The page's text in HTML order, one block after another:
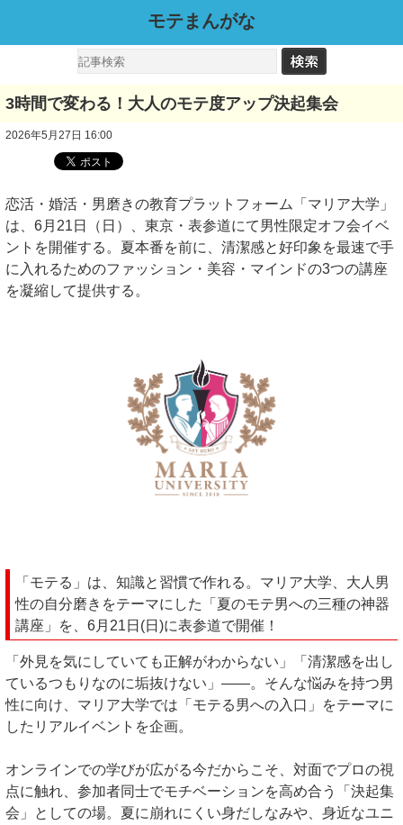
モテまんがな
3時間で変わる！大人のモテ度アップ決起集会
2026年5月27日 16:00
恋活・婚活・男磨きの教育プラットフォーム「マリア大学」
は、6月21日（日）、東京・表参道にて男性限定オフ会イベ
ントを開催する。夏本番を前に、清潔感と好印象を最速で手
に入れるためのファッション・美容・マインドの3つの講座
を凝縮して提供する。
「モテる」は、知識と習慣で作れる。マリア大学、大人男
性の自分磨きをテーマにした「夏のモテ男への三種の神器
講座」を、6月21日(日)に表参道で開催！
「外見を気にしていても正解がわからない」「清潔感を出し
ているつもりなのに垢抜けない」――。そんな悩みを持つ男
性に向け、マリア大学では「モテる男への入口」をテーマに
したリアルイベントを企画。
オンラインでの学びが広がる今だからこそ、対面でプロの視
点に触れ、参加者同士でモチベーションを高め合う「決起集
会」としての場。夏に崩れにくい身だしなみや、身近なユニ